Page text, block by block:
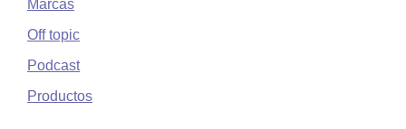
Marcas
Off topic
Podcast
Productos